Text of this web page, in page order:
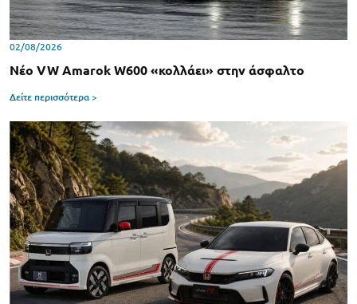
02/08/2026
Νέο VW Amarok W600 «κολλάει» στην άσφαλτο
Δείτε περισσότερα >